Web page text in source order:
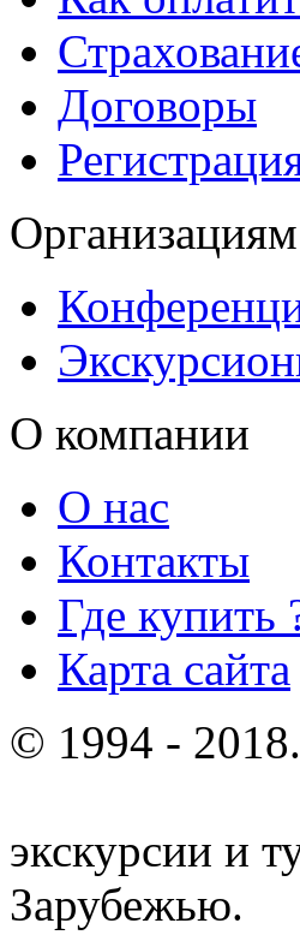
Договоры
Организациям
О компании
О нас
Контакты
Где купить
Карта сайта
© 1994 -
экскурсии и
Зарубежью.